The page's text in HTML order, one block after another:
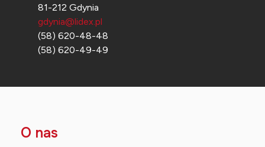
81-212 Gdynia
gdynia@lidex.pl
(58) 620-48-48
(58) 620-49-49
O nas